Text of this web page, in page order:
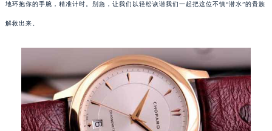
地环抱你的手腕，精准计时。别急，让我们以轻松诙谐我们一起把这位不慎“潜水”的贵族
解救出来。